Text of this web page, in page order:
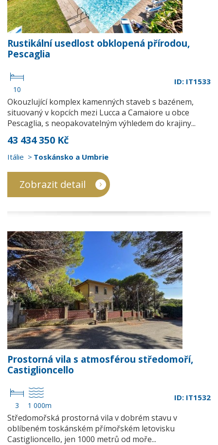
Rustikální usedlost obklopená přírodou,
Pescaglia
10
ID: IT1533
Okouzlující komplex kamenných staveb s bazénem,
situovaný v kopcích mezi Lucca a Camaiore u obce
Pescaglia, s neopakovatelným výhledem do krajiny...
43 434 350 Kč
Itálie Toskánsko a Umbrie
Zobrazit detail
Prostorná vila s atmosférou středomoří,
Castiglioncello
3 1 000m
ID: IT1532
Středomořská prostorná vila v dobrém stavu v
oblíbeném toskánském přímořském letovisku
Castiglioncello, jen 1000 metrů od moře...